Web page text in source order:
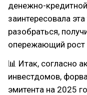
денежно-
заинтересовала
разобраться,
опережающий рост
📊 Итак, согласно
инвестдомов,
эмитента на 2025